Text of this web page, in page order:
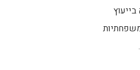
הקבוצה בייעוץ
משפחתיות